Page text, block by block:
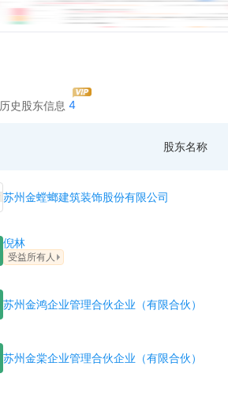
历史股东信息 4
股东名称
苏州金螳螂建筑装饰股份有限公司
倪林
受益所有人
苏州金鸿企业管理合伙企业（有限合伙）
苏州金棠企业管理合伙企业（有限合伙）